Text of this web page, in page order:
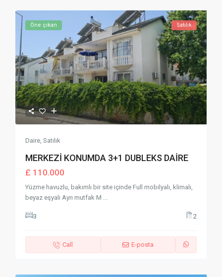
Öne çıkan Satılık
Daire,Satılık
MERKEZİ KONUMDA 3+1 DUBLEKS DAİRE
£ 110.000
Yüzme havuzlu, bakımlı bir site içinde Full mobilyalı, klimalı,
beyaz eşyalı Ayrı mutfak M ...
3 2
Call E-posta